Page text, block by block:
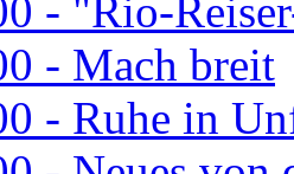
- "Rio-
- Mach breit
- Ruhe in